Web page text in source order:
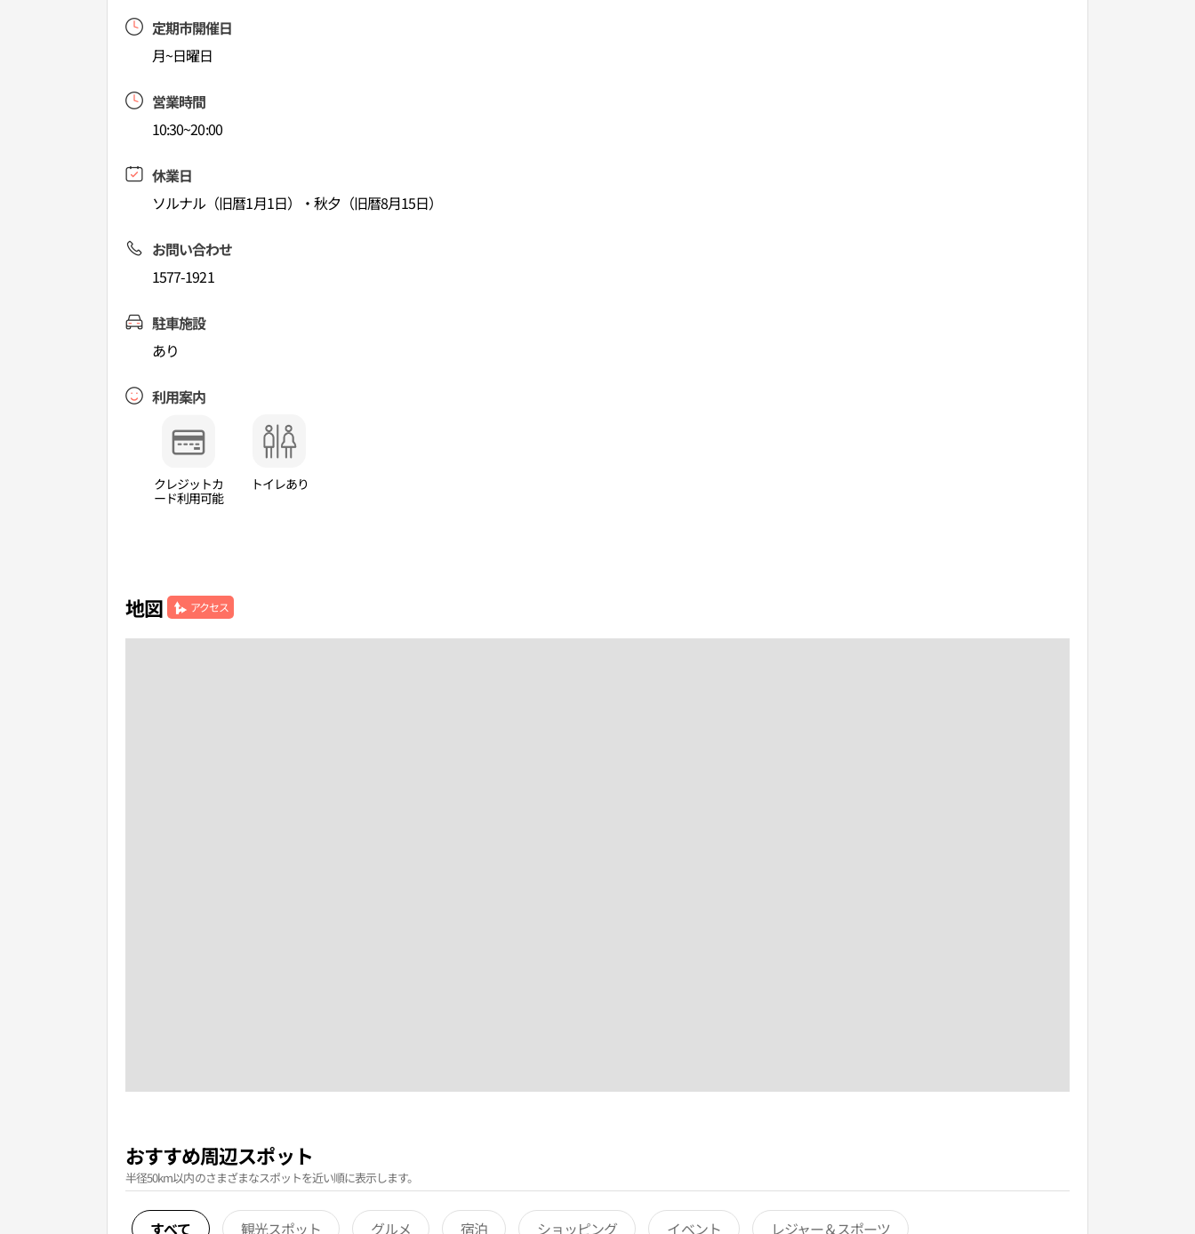
定期市開催日
月~日曜日
営業時間
10:30~20:00
休業日
ソルナル（旧暦1月1日）・秋夕（旧暦8月15日）
お問い合わせ
1577-1921
駐車施設
あり
利用案内
クレジットカ
ード利用可能
トイレあり
地図 アクセス
おすすめ周辺スポット
半径50km以内のさまざまなスポットを近い順に表示します。
すべて 観光スポット グルメ 宿泊 ショッピング イベント レジャー＆スポーツ